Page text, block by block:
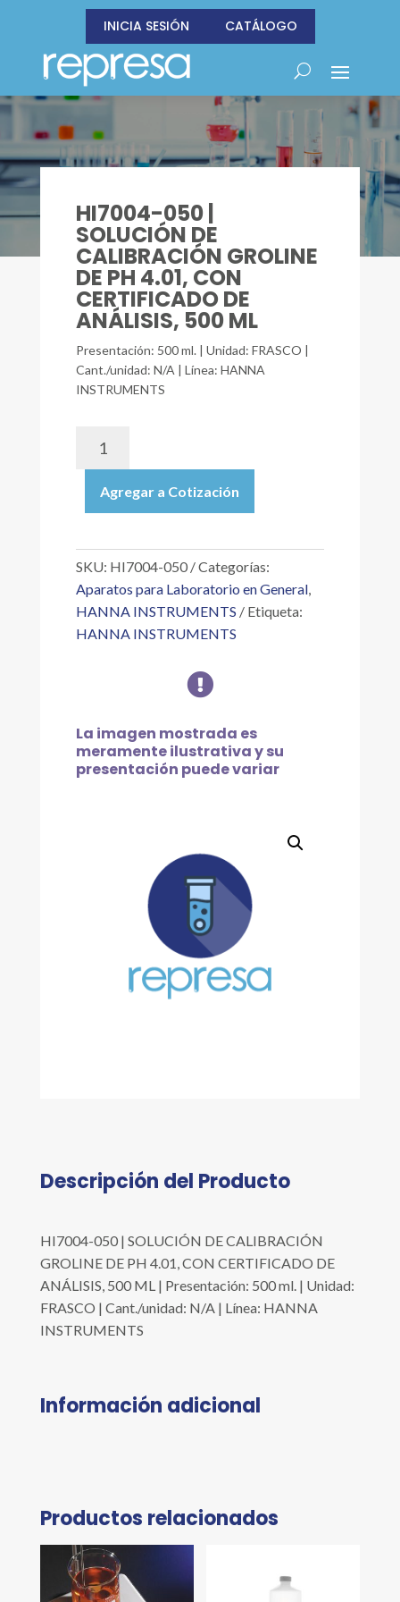
INICIA SESIÓN CATÁLOGO
HI7004-050 |
SOLUCIÓN DE
CALIBRACIÓN GROLINE
DE PH 4.01, CON
CERTIFICADO DE
ANÁLISIS, 500 ML
Presentación: 500 ml. | Unidad: FRASCO |
Cant./unidad: N/A | Línea: HANNA
INSTRUMENTS
SOLUCIÓN
DE
GROLINE
PH
4.01,
CON
500
ML
cantidad
Agregar a Cotización
SKU: HI7004-050
Categorías:
Aparatos para Laboratorio en General,
HANNA INSTRUMENTS
Etiqueta:
HANNA INSTRUMENTS

La imagen mostrada es
meramente ilustrativa y su
presentación puede variar
Descripción del Producto
HI7004-050 | SOLUCIÓN DE CALIBRACIÓN
GROLINE DE PH 4.01, CON CERTIFICADO DE
ANÁLISIS, 500 ML | Presentación: 500 ml. | Unidad:
FRASCO | Cant./unidad: N/A | Línea: HANNA
INSTRUMENTS
Información adicional
Productos relacionados